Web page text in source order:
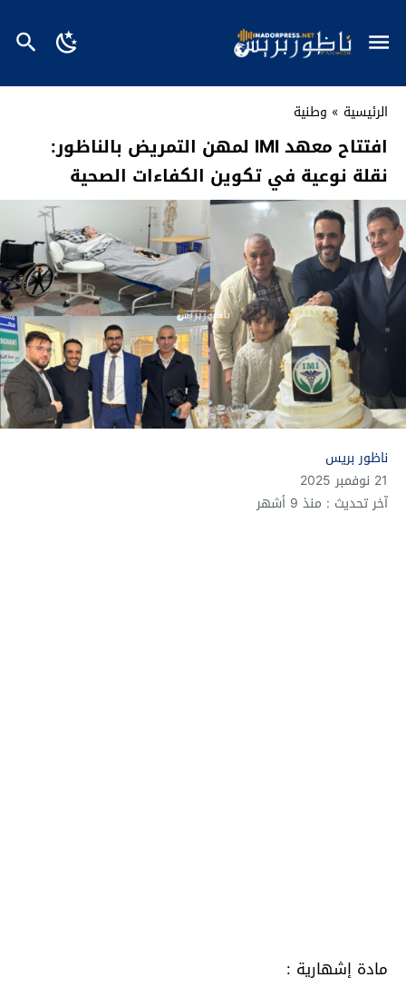
الرئيسية » وطنية
افتتاح معهد IMI لمهن التمريض بالناظور:
نقلة نوعية في تكوين الكفاءات الصحية
ناظور بريس
21 نوفمبر 2025
آخر تحديث : منذ 9 أشهر
مادة إشهارية :